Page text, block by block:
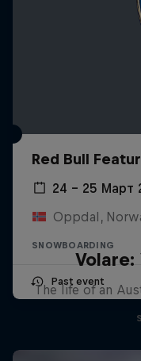
Red Bull
24 – 25 Март
Oppdal,
SNOWBOARDING
Past event
Volare:
The life of an